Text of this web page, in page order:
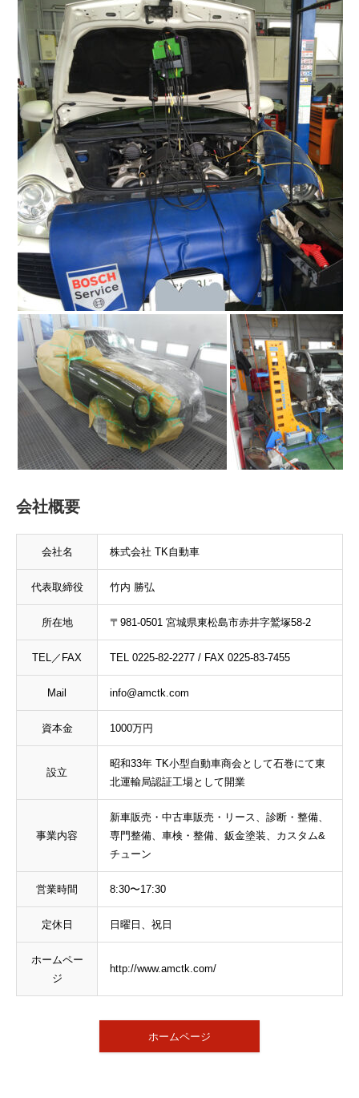
会社概要
会社名 株式会社 TK自動車
代表取締役 竹内 勝弘
所在地 〒981-0501 宮城県東松島市赤井字鷲塚58-2
TEL／FAX TEL 0225-82-2277 / FAX 0225-83-7455
Mail info@amctk.com
資本金 1000万円
設立
昭和33年 TK小型自動車商会として石巻にて東
北運輸局認証工場として開業
事業内容
新車販売・中古車販売・リース、診断・整備、
専門整備、車検・整備、鈑金塗装、カスタム&
チューン
営業時間 8:30〜17:30
定休日 日曜日、祝日
ホームペー
ジ
http://www.amctk.com/
ホームページ